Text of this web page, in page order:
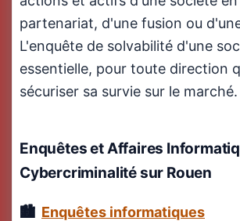
partenariat, d'une fusion ou
L'enquête de solvabilité d'une
essentielle, pour toute direction
sécuriser sa survie sur le marché.
Enquêtes et Affaires
Cybercriminalitésur Rouen
Enquêtes informatiques